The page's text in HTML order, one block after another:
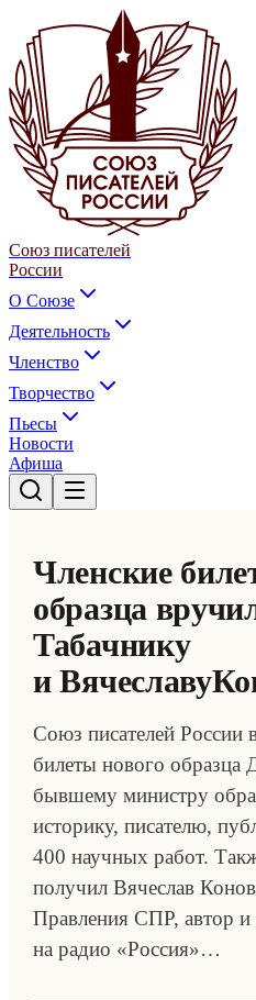
Союз писателей
России
О Союзе
Деятельность
Членство
Творчество
Пьесы
Новости
Афиша
Членские
образца
Табачнику
и
Союз писателей России
билеты нового
бывшему министру
историку, писателю,
400 научных работ.
получил Вячеслав
Правления СПР, автор
на радио «Россия»…